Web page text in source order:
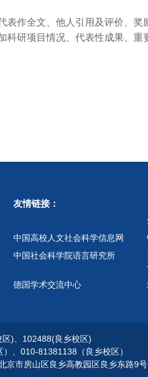
作全文、他人引用及评价、
研项目情况、代表性成果、
友情链接：
中国高校人文社会科学信息网
中国社会科学院语言研究所
德国学术交流中心
)、102488(良乡校区)
、010-81381138（良乡校区）
京市房山区良乡高教园区良乡东路9号